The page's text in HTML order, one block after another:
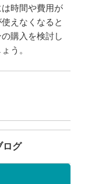
時間や費用が
えなくなると
購入を検討し
う。
ログ